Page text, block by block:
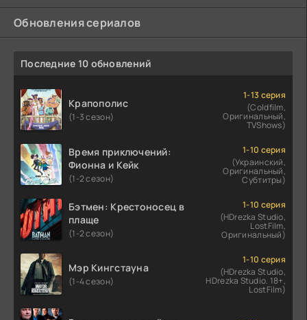
Обновления сериалов
Последние 10 обновлений
Крапополис
(1-3 сезон)
1-13 серия
(Coldfilm,
Оригинальный,
TVShows)
Время приключений:
Фионна и Кейк
(1-2 сезон)
1-10 серия
(Украинский,
Оригинальный,
Субтитры)
Бэтмен: Крестоносец в
плаще
(1-2 сезон)
1-10 серия
(HDrezka Studio,
LostFilm,
Оригинальный)
Мэр Кингстауна
(1-4 сезон)
1-10 серия
(HDrezka Studio,
HDrezka Studio. 18+,
LostFilm)